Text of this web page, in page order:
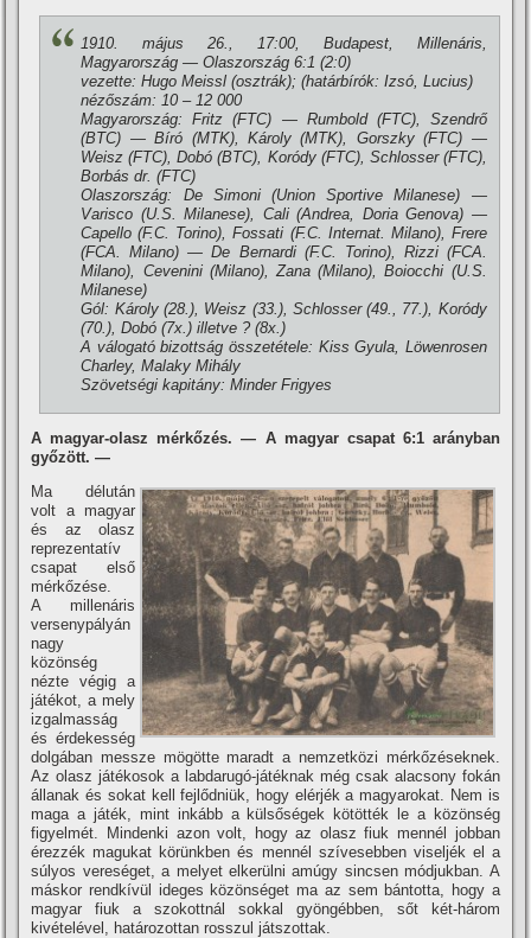
1910. május 26., 17:00, Budapest, Millenáris,
Magyarország — Olaszország 6:1 (2:0)
vezette: Hugo Meissl (osztrák); (határbí­rók: Izsó, Lucius)
nézőszám: 10 – 12 000
Magyarország: Fritz (FTC) — Rumbold (FTC), Szendrő
(BTC) — Bí­ró (MTK), Károly (MTK), Gorszky (FTC) —
Weisz (FTC), Dobó (BTC), Koródy (FTC), Schlosser (FTC),
Borbás dr. (FTC)
Olaszország: De Simoni (Union Sportive Milanese) —
Varisco (U.S. Milanese), Cali (Andrea, Doria Genova) —
Capello (F.C. Torino), Fossati (F.C. Internat. Milano), Frere
(FCA. Milano) — De Bernardi (F.C. Torino), Rizzi (FCA.
Milano), Cevenini (Milano), Zana (Milano), Boiocchi (U.S.
Milanese)
Gól: Károly (28.), Weisz (33.), Schlosser (49., 77.), Koródy
(70.), Dobó (7x.) illetve ? (8x.)
A válogató bizottság összetétele: Kiss Gyula, Löwenrosen
Charley, Malaky Mihály
Szövetségi kapitány: Minder Frigyes
A magyar-olasz mérkőzés. — A magyar csapat 6:1 arányban
győzött. —
Ma délután
volt a magyar
és az olasz
reprezentatí­v
csapat első
mérkőzése.
A millenáris
versenypályán
nagy
közönség
nézte végig a
játékot, a mely
izgalmasság
és érdekesség
dolgában messze mögötte maradt a nemzetközi mérkőzéseknek.
Az olasz játékosok a labdarugó-játéknak még csak alacsony fokán
állanak és sokat kell fejlődniük, hogy elérjék a magyarokat. Nem is
maga a játék, mint inkább a külsőségek kötötték le a közönség
figyelmét. Mindenki azon volt, hogy az olasz fiuk mennél jobban
érezzék magukat körünkben és mennél szí­vesebben viseljék el a
súlyos vereséget, a melyet elkerülni amúgy sincsen módjukban. A
máskor rendkí­vül ideges közönséget ma az sem bántotta, hogy a
magyar fiuk a szokottnál sokkal gyöngébben, sőt két-három
kivételével, határozottan rosszul játszottak.